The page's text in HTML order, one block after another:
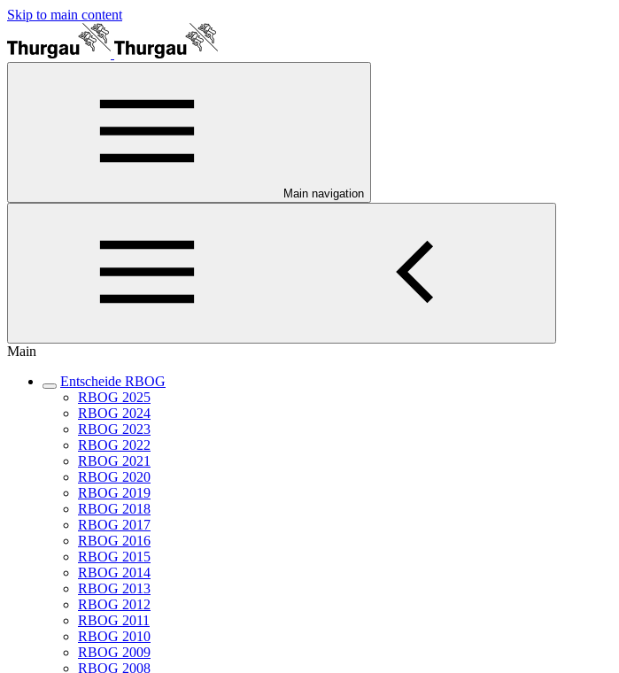
Skip to main content
Main navigation
Main
Entscheide RBOG
RBOG 2025
RBOG 2024
RBOG 2023
RBOG 2022
RBOG 2021
RBOG 2020
RBOG 2019
RBOG 2018
RBOG 2017
RBOG 2016
RBOG 2015
RBOG 2014
RBOG 2013
RBOG 2012
RBOG 2011
RBOG 2010
RBOG 2009
RBOG 2008